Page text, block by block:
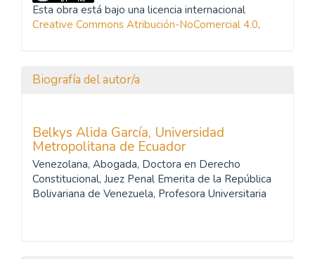
Esta obra está bajo una licencia internacional
Creative Commons Atribución-NoComercial 4.0.
Biografía del autor/a
Belkys Alida García, Universidad
Metropolitana de Ecuador
Venezolana, Abogada, Doctora en Derecho
Constitucional, Juez Penal Emerita de la República
Bolivariana de Venezuela, Profesora Universitaria